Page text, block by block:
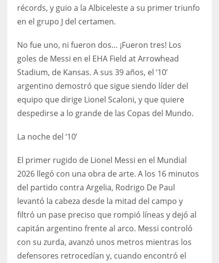
MIN
6
DEN
24
20
NE
16
OAK
19
récords, y guio a la Albiceleste a su primer triunfo
en el grupo J del certamen.
No fue uno, ni fueron dos… ¡Fueron tres! Los
goles de Messi en el EHA Field at Arrowhead
Stadium, de Kansas. A sus 39 años, el ‘10’
argentino demostró que sigue siendo líder del
equipo que dirige Lionel Scaloni, y que quiere
despedirse a lo grande de las Copas del Mundo.
La noche del ‘10’
El primer rugido de Lionel Messi en el Mundial
2026 llegó con una obra de arte. A los 16 minutos
del partido contra Argelia, Rodrigo De Paul
levantó la cabeza desde la mitad del campo y
filtró un pase preciso que rompió líneas y dejó al
capitán argentino frente al arco. Messi controló
con su zurda, avanzó unos metros mientras los
defensores retrocedían y, cuando encontró el